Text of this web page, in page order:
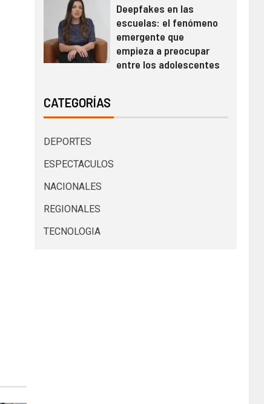
Deepfakes en las
escuelas: el fenómeno
emergente que
empieza a preocupar
entre los adolescentes
CATEGORÍAS
DEPORTES
ESPECTACULOS
NACIONALES
REGIONALES
TECNOLOGIA